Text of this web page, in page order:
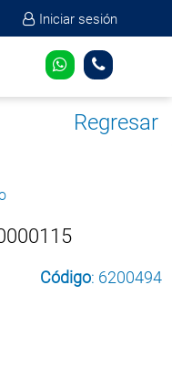
Iniciar sesión
Regresar
Código: 6200494